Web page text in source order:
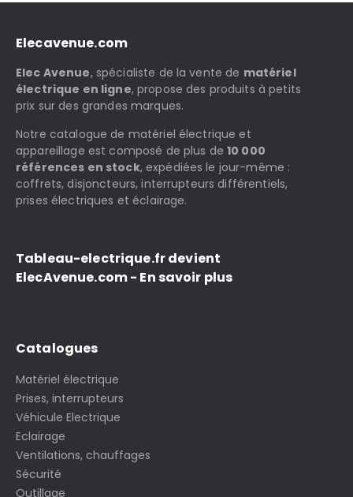
Elecavenue.com
Elec Avenue, spécialiste de la vente de matériel
électrique en ligne, propose des produits à petits
prix sur des grandes marques.
Notre catalogue de matériel électrique et
appareillage est composé de plus de10 000
références en stock, expédiées le jour-même :
coffrets, disjoncteurs, interrupteurs différentiels,
prises électriques et éclairage.
Tableau-electrique.fr devient
ElecAvenue.com - En savoir plus
Catalogues
Matériel électrique
Prises, interrupteurs
Véhicule Electrique
Eclairage
Ventilations, chauffages
Sécurité
Outillage